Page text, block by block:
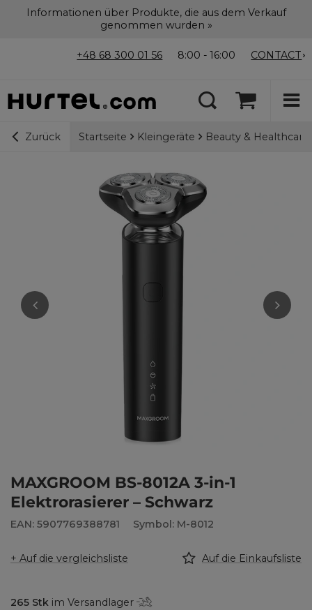
Informationen über Produkte, die aus dem Verkauf
genommen wurden »
+48 68 300 01 56 8:00 - 16:00 CONTACT
Zurück Startseite Kleingeräte Beauty & Healthcare
MAXGROOM BS-8012A 3-in-1
Elektrorasierer – Schwarz
EAN: 5907769388781 Symbol: M-8012
+ Auf die vergleichsliste Auf die Einkaufsliste
265 Stk im Versandlager